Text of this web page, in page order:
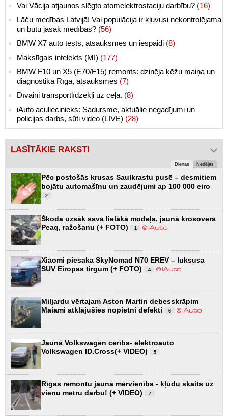
Vai Vācija atjaunos slēgto atomelektrostaciju darbību? (16)
Lāču medības Latvijā! Vai populācija ir kļuvusi nekontrolējama
un būtu jāsāk medības? (56)
BMW X7 auto tests, atsauksmes un iespaidi (8)
Makslīgais intelekts (MI) (177)
BMW F10 un X5 (E70/F15) remonts: dzinēja ķēžu maiņa un
diagnostika Rīgā, atsauksmes (7)
Dīvaini transportlīdzekļi uz ceļa. (8)
iAuto aculiecinieks: Sadursme, aktuālie negadījumi un
policijas darbs, sūti video (LIVE) (28)
LASĪTĀKIE RAKSTI
Dienas Nedēļas
Pēc postošās krusas Saulkrastu pusē – desmitiem
bojātu automašīnu un zaudējumi ap 100 000 eiro
2
Škoda uzsāk sava lielākā modeļa, jaunā krosovera
Peaq, ražošanu (+ FOTO)
1
Xiaomi piesaka SkyNomad N70 EREV – luksusa
SUV Eiropas tirgum (+ FOTO)
4
Miljardu vērtajam Aston Martin debesskrāpim
Maiami atklājušies nopietni defekti
6
Jaunā Volkswagen cerība- elektroauto
Volkswagen ID.Cross(+ VIDEO)
5
Rīgas remontu jaunā mērvienība - kļūdu skaits uz
vienu metru darbu! (+ VIDEO)
7